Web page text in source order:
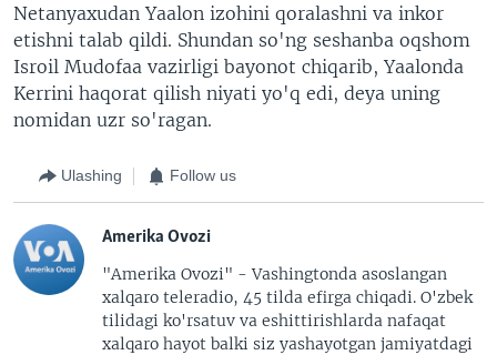
Netanyaxudan Yaalon izohini qoralashni va inkor
etishni talab qildi. Shundan so'ng seshanba oqshom
Isroil Mudofaa vazirligi bayonot chiqarib, Yaalonda
Kerrini haqorat qilish niyati yo'q edi, deya uning
nomidan uzr so'ragan.
Ulashing Follow us
Amerika Ovozi
"Amerika Ovozi" - Vashingtonda asoslangan
xalqaro teleradio, 45 tilda efirga chiqadi. O'zbek
tilidagi ko'rsatuv va eshittirishlarda nafaqat
xalqaro hayot balki siz yashayotgan jamiyatdagi